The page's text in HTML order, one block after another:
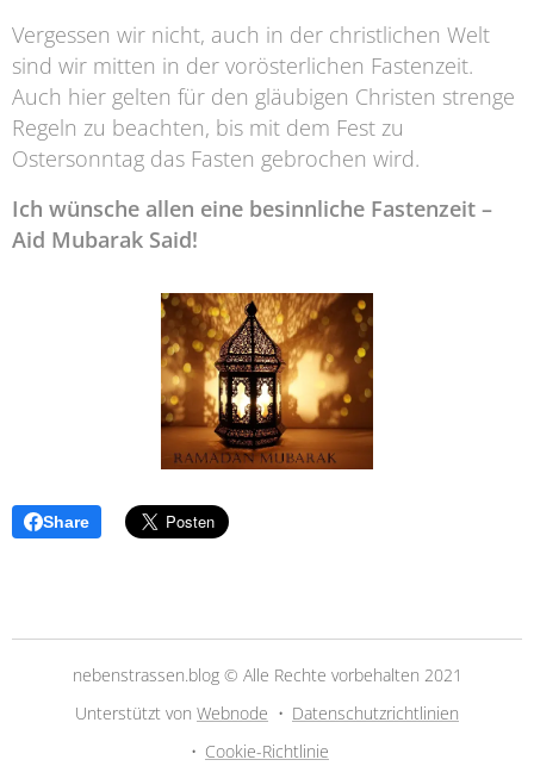
Vergessen wir nicht, auch in der christlichen Welt
sind wir mitten in der vorösterlichen Fastenzeit.
Auch hier gelten für den gläubigen Christen strenge
Regeln zu beachten, bis mit dem Fest zu
Ostersonntag das Fasten gebrochen wird.
Ich wünsche allen eine besinnliche Fastenzeit –
Aid Mubarak Said!
Share
nebenstrassen.blog © Alle Rechte vorbehalten 2021
Unterstützt von Webnode
Datenschutzrichtlinien
Cookie-Richtlinie